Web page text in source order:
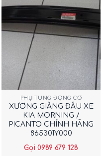
PHỤ TÙNG ĐỘNG CƠ
XƯƠNG GIẰNG ĐẦU XE
KIA MORNING /
PICANTO CHÍNH HÃNG
865301Y000
Gọi 0989 679 128